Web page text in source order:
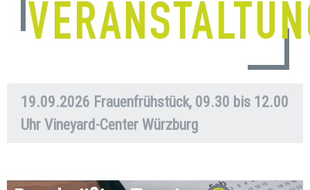
19.09.2026 Frauenfrühstück, 09.30 bis 12.00
Uhr Vineyard-Center Würzburg